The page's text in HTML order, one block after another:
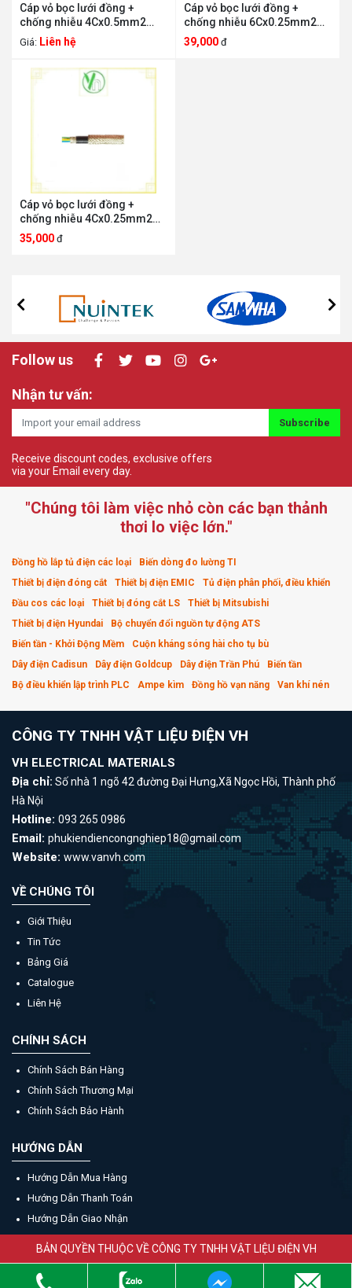
Cáp vỏ bọc lưới đồng +
chống nhiễu 4Cx0.5mm2
Imatek .4Cx0.5mm2
Giá: Liên hệ
Cáp vỏ bọc lưới đồng +
chống nhiễu 6Cx0.25mm2
Imatek 6Cx0.25mm2
39,000 đ
Cáp vỏ bọc lưới đồng +
chống nhiễu 4Cx0.25mm2
Imatek 4Cx0.25mm2
35,000 đ
Follow us
Nhận tư vấn:
Subscribe
Receive discount codes, exclusive offers
via your Email every day.
"Chúng tôi làm việc nhỏ còn các bạn thảnh
thơi lo việc lớn."
Đồng hồ lắp tủ điện các loại
Biến dòng đo lường TI
Thiết bị điện đóng cắt
Thiết bị điện EMIC
Tủ điện phân phối, điều khiển
Đầu cos các loại
Thiết bị đóng cắt LS
Thiết bị Mitsubishi
Thiết bị điện Hyundai
Bộ chuyển đổi nguồn tự động ATS
Biến tần - Khởi Động Mềm
Cuộn kháng sóng hài cho tụ bù
Dây điện Cadisun
Dây điện Goldcup Dây điện Trần Phú
Biến tần
Bộ điều khiển lập trình PLC
Ampe kìm Đồng hồ vạn năng Van khí nén
CÔNG TY TNHH VẬT LIỆU ĐIỆN VH
VH ELECTRICAL MATERIALS
Địa chỉ: Số nhà 1 ngõ 42 đường Đại Hưng,Xã Ngọc Hồi, Thành phố
Hà Nội
Hotline: 093 265 0986
Email: phukiendiencongnghiep18@gmail.com
Website: www.vanvh.com
VỀ CHÚNG TÔI
Giới Thiệu
Tin Tức
Bảng Giá
Catalogue
Liên Hệ
CHÍNH SÁCH
Chính Sách Bán Hàng
Chính Sách Thương Mại
Chính Sách Bảo Hành
HƯỚNG DẪN
Hướng Dẫn Mua Hàng
Hướng Dẫn Thanh Toán
Hướng Dẫn Giao Nhận
BẢN QUYỀN THUỘC VỀ CÔNG TY TNHH VẬT LIỆU ĐIỆN VH